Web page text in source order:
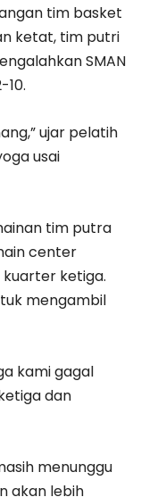
tim basket
ketat, tim putri
SMAN
10.
ujar pelatih
usai
tim putra
center
ketiga.
mengambil
kami gagal
dan
menunggu
akan lebih